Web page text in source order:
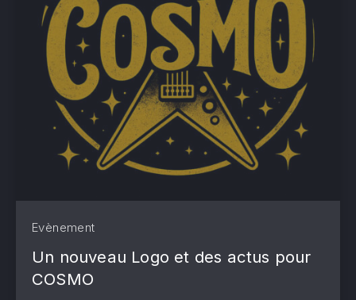
Evènement
Un nouveau Logo et des actus pour
COSMO